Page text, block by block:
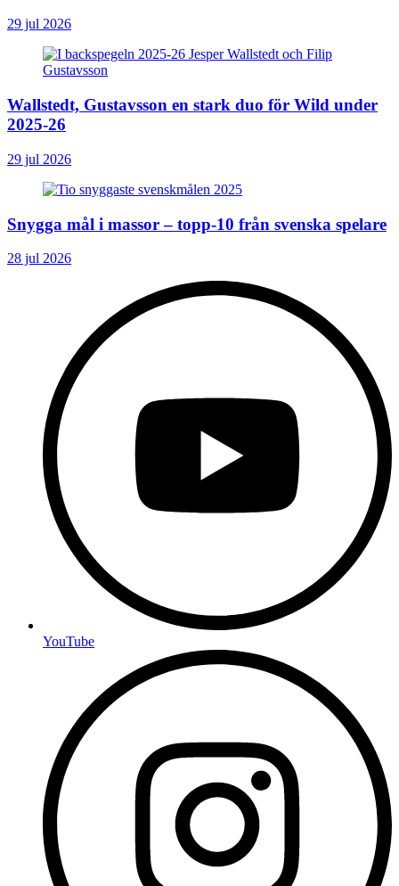
29 jul 2026
Wallstedt, Gustavsson en stark duo för Wild under
2025-26
29 jul 2026
Snygga mål i massor – topp-10 från svenska spelare
28 jul 2026
YouTube